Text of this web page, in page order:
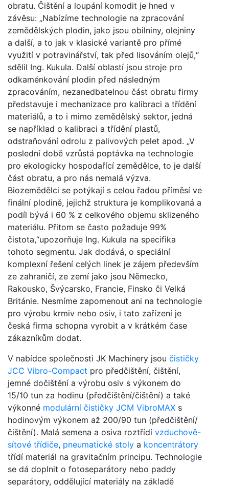
obratu. Čištění a loupání komodit je hned v
závěsu: „Nabízíme technologie na zpracování
zemědělských plodin, jako jsou obilniny, olejniny
a další, a to jak v klasické variantě pro přímé
využití v potravinářství, tak před lisováním olejů,“
sdělil Ing. Kukula. Další oblastí jsou stroje pro
odkaménkování plodin před následným
zpracováním, nezanedbatelnou část obratu firmy
představuje i mechanizace pro kalibraci a třídění
materiálů, a to i mimo zemědělský sektor, jedná
se například o kalibraci a třídění plastů,
odstraňování odrolu z palivových pelet apod. „V
poslední době vzrůstá poptávka na technologie
pro ekologicky hospodařící zemědělce, to je další
část obratu, a pro nás nemalá výzva.
Biozemědělci se potýkají s celou řadou příměsí ve
finální plodině, jejichž struktura je komplikovaná a
podíl bývá i 60 % z celkového objemu sklizeného
materiálu. Přitom se často požaduje 99%
čistota,“upozorňuje Ing. Kukula na specifika
tohoto segmentu. Jak dodává, o speciální
komplexní řešení celých linek je zájem především
ze zahraničí, ze zemí jako jsou Německo,
Rakousko, Švýcarsko, Francie, Finsko či Velká
Británie. Nesmíme zapomenout ani na technologie
pro výrobu krmiv nebo osiv, i tato zařízení je
česká firma schopna vyrobit a v krátkém čase
zákazníkům dodat.
V nabídce společnosti JK Machinery jsou čističky
JCC Vibro-Compact pro předčištění, čištění,
jemné dočištění a výrobu osiv s výkonem do
15/10 tun za hodinu (předčištění/čištění) a také
výkonné modulární čističky JCM VibroMAX s
hodinovým výkonem až 200/90 tun (předčištění/
čištění). Malá semena a osiva roztřídí vzduchově-
sítové třídiče, pneumatické stoly a koncentrátory
třídí materiál na gravitačním principu. Technologie
se dá doplnit o fotoseparátory nebo paddy
separátory, oddělující materiály na základě